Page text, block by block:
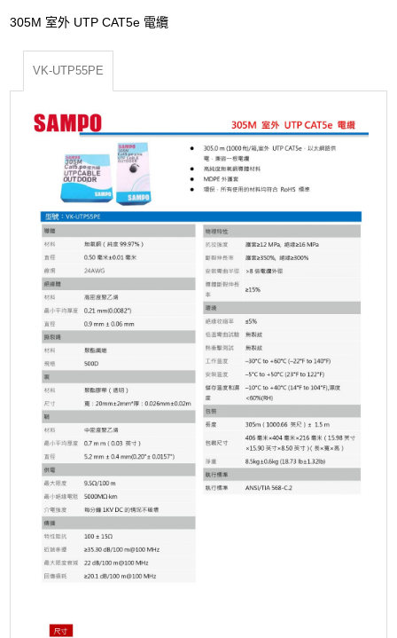
305M 室外 UTP CAT5e 電纜
VK-UTP55PE